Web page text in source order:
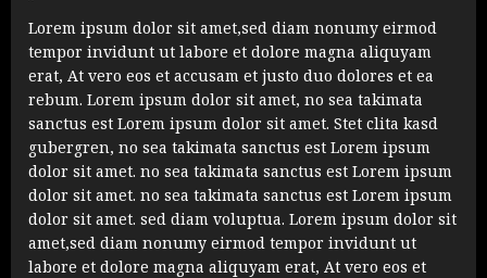
Lorem ipsum dolor sit amet,sed diam nonumy eirmod
tempor invidunt ut labore et dolore magna aliquyam
erat, At vero eos et accusam et justo duo dolores et ea
rebum. Lorem ipsum dolor sit amet, no sea takimata
sanctus est Lorem ipsum dolor sit amet. Stet clita kasd
gubergren, no sea takimata sanctus est Lorem ipsum
dolor sit amet. no sea takimata sanctus est Lorem ipsum
dolor sit amet. no sea takimata sanctus est Lorem ipsum
dolor sit amet. sed diam voluptua. Lorem ipsum dolor sit
amet,sed diam nonumy eirmod tempor invidunt ut
labore et dolore magna aliquyam erat, At vero eos et